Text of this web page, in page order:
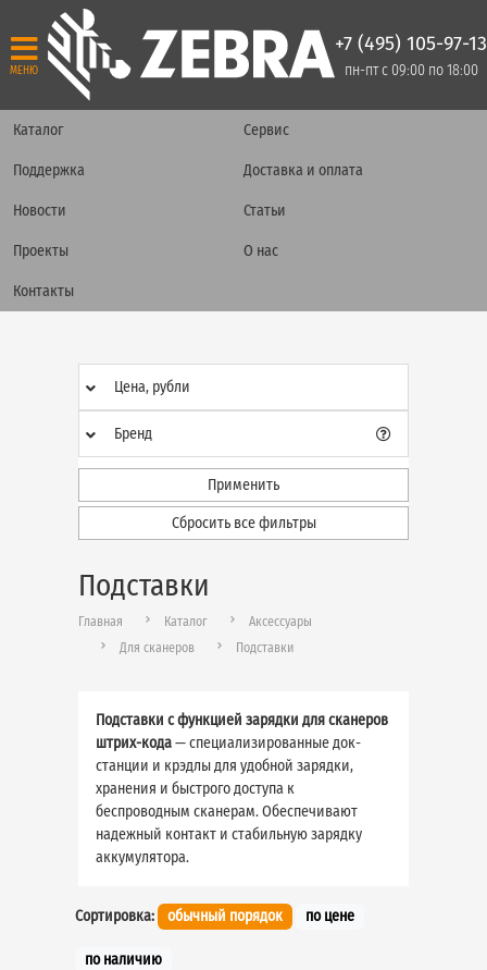
МЕНЮ
+7 (495) 105-97-13
пн-пт с 09:00 по 18:00
Каталог Сервис
Поддержка Доставка и оплата
Новости Статьи
Проекты О нас
Контакты
Цена, рубли
Бренд
Применить
Сбросить все фильтры
Подставки
Главная Каталог
Аксессуары
Для сканеров
Подставки
Подставки с функцией зарядки для сканеров
штрих-кода— специализированные док-
станции и крэдлы для удобной зарядки,
хранения и быстрого доступа к
беспроводным сканерам. Обеспечивают
надежный контакт и стабильную зарядку
аккумулятора.
Сортировка: обычный порядок по цене
по наличию